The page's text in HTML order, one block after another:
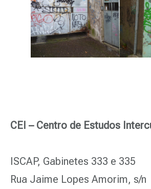
CEI – Centro de Estudos
ISCAP, Gabinetes 333 e 335
Rua Jaime Lopes Amorim, s/n